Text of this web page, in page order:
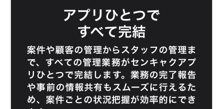
アプリひとつで
すべて完結
案件や顧客の管理からスタッフの管理ま
で、すべての管理業務がセンキャクアプ
リひとつで完結します。業務の完了報告
や事前の情報共有もスムーズに行えるた
め、案件ごとの状況把握が効率的にでき